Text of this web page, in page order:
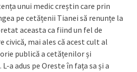
unui medic creștin care prin
pe cetățenii Tianei să renunțe la
aceasta ca fiind un fel de
civică, mai ales că acest cult al
publică a cetățenilor și
a adus pe Oreste în fața sa și a